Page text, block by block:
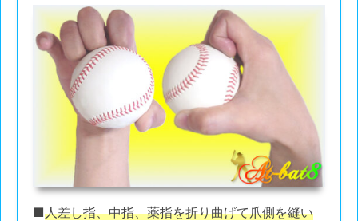
■人差し指、中指、薬指を折り曲げて爪側を縫い